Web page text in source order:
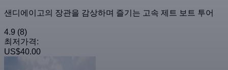
샌디에이고의 장관을 감상하며 즐기는 고속 제트 보트 투어
4.9 (8)
최저가격:
US$40.00